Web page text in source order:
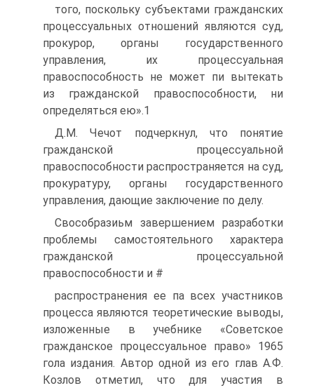
того, поскольку субъектами гражданских
процессуальных отношений являются суд,
прокурор, органы государственного
управления, их процессуальная
правоспособность не может пи вытекать
из гражданской правоспособности, ни
определяться ею».1
Д.М. Чечот подчеркнул, что понятие
гражданской процессуальной
правоспособности распространяется на суд,
прокуратуру, органы государственного
управления, дающие заключение по делу.
Свособразиьм завершением разработки
проблемы самостоятельного характера
гражданской процессуальной
правоспособности и #
распространения ее па всех участников
процесса являются теоретические выводы,
изложенные в учебнике «Советское
гражданское процессуальное право» 1965
гола издания. Автор одной из его глав А.Ф.
Козлов отметил, что для участия в